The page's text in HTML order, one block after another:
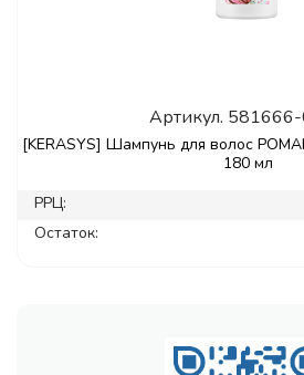
Артикул.
[KERASYS] Шампунь для волос
180 мл
РРЦ:
Остаток: